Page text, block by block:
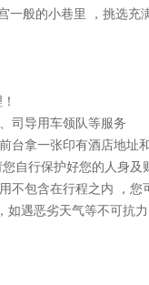
一般的小巷里 ，挑选
司导用车领队等服务
台拿一张印有酒店地址
自行保护好您的人身
不包含在行程之内 ，
如遇恶劣天气等不可抗